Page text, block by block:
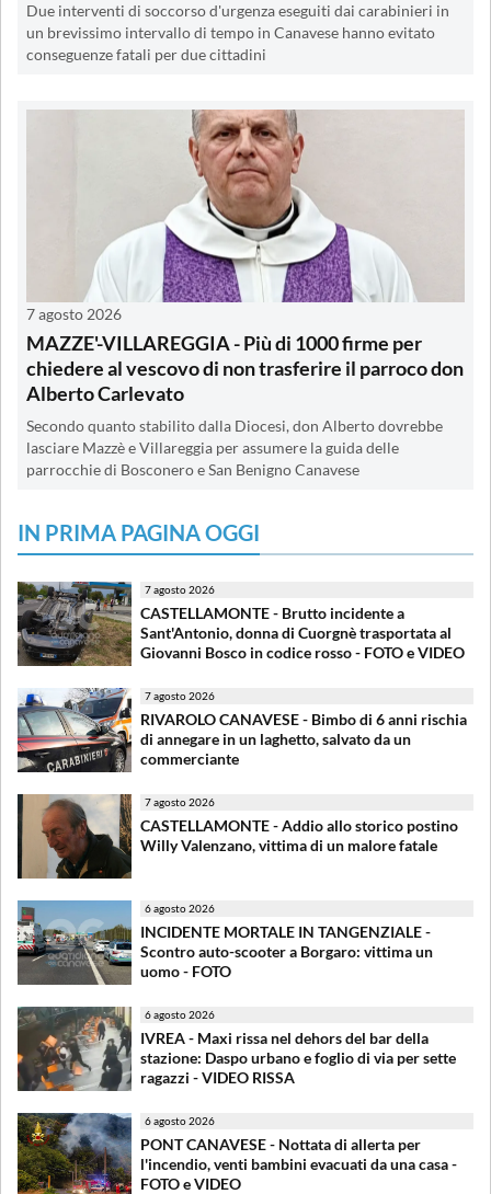
Due interventi di soccorso d'urgenza eseguiti dai carabinieri in
un brevissimo intervallo di tempo in Canavese hanno evitato
conseguenze fatali per due cittadini
7 agosto 2026
MAZZE'-VILLAREGGIA - Più di 1000 firme per
chiedere al vescovo di non trasferire il parroco don
Alberto Carlevato
Secondo quanto stabilito dalla Diocesi, don Alberto dovrebbe
lasciare Mazzè e Villareggia per assumere la guida delle
parrocchie di Bosconero e San Benigno Canavese
IN PRIMA PAGINA OGGI
7 agosto 2026
CASTELLAMONTE - Brutto incidente a
Sant'Antonio, donna di Cuorgnè trasportata al
Giovanni Bosco in codice rosso - FOTO e VIDEO
7 agosto 2026
RIVAROLO CANAVESE - Bimbo di 6 anni rischia
di annegare in un laghetto, salvato da un
commerciante
7 agosto 2026
CASTELLAMONTE - Addio allo storico postino
Willy Valenzano, vittima di un malore fatale
6 agosto 2026
INCIDENTE MORTALE IN TANGENZIALE -
Scontro auto-scooter a Borgaro: vittima un
uomo - FOTO
6 agosto 2026
IVREA - Maxi rissa nel dehors del bar della
stazione: Daspo urbano e foglio di via per sette
ragazzi - VIDEO RISSA
6 agosto 2026
PONT CANAVESE - Nottata di allerta per
l'incendio, venti bambini evacuati da una casa -
FOTO e VIDEO